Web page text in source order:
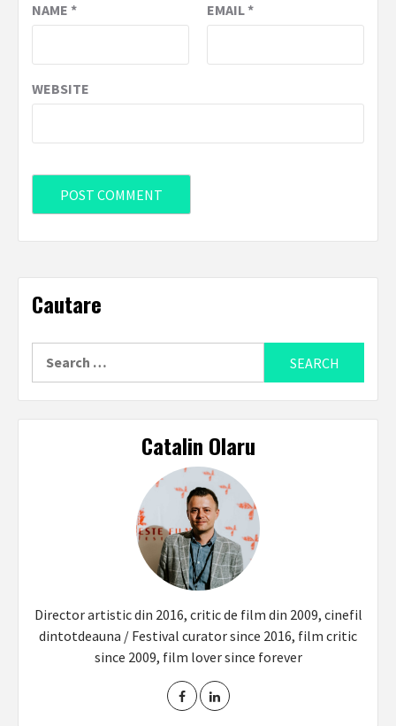
NAME * EMAIL*
WEBSITE
Cautare
Catalin Olaru
Director artistic din 2016, critic de film din 2009, cinefil
dintotdeauna / Festival curator since 2016, film critic
since 2009, film lover since forever